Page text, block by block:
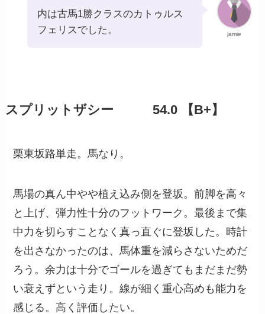
jamie
内は古馬1勝クラスのカトゥルス
フェリスでした。
スプリットザシー 54.0 【B+】
栗東坂路単走。馬なり。
馬場の真ん中やや植え込み側を登坂。前脚を高々
と上げ、弾力性十分のフットワーク。最後まで集
中力を切らすことなく真っ直ぐに登坂した。時計
を出さなかったのは、馬体重を減らさないためだ
ろう。余力は十分でゴールを過ぎてもまだまだ勢
い衰えずという走り。線が細く重心高めも能力を
感じる。高く評価したい。